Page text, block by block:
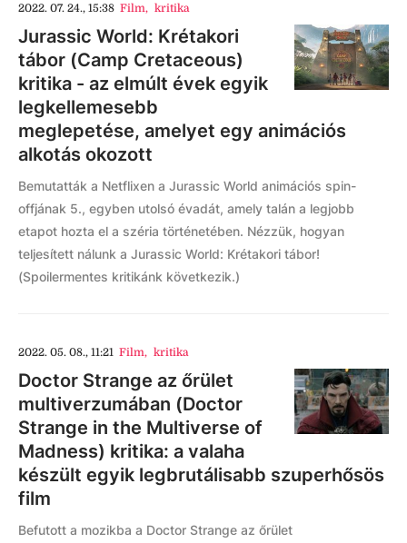
2022. 07. 24., 15:38 Film, kritika
Jurassic World: Krétakori
tábor (Camp Cretaceous)
kritika - az elmúlt évek egyik
legkellemesebb
meglepetése, amelyet egy animációs
alkotás okozott
Bemutatták a Netflixen a Jurassic World animációs spin-
offjának 5., egyben utolsó évadát, amely talán a legjobb
etapot hozta el a széria történetében. Nézzük, hogyan
teljesített nálunk a Jurassic World: Krétakori tábor!
(Spoilermentes kritikánk következik.)
2022. 05. 08., 11:21 Film, kritika
Doctor Strange az őrület
multiverzumában (Doctor
Strange in the Multiverse of
Madness) kritika: a valaha
készült egyik legbrutálisabb szuperhősös
film
Befutott a mozikba a Doctor Strange az őrület